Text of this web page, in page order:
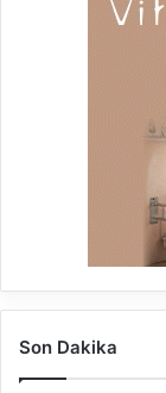
Son Dakika